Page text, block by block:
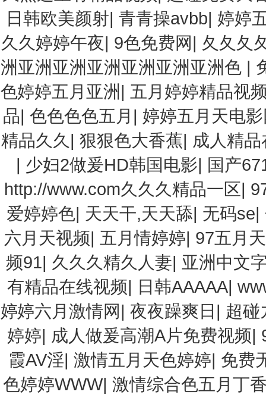
日韩欧美颜射| 青青操avbb| 婷婷
久久婷婷午夜| 9色免费网| 夂夂夂
洲亚洲亚洲亚洲亚洲亚洲亚洲色 |
色婷婷五月亚洲 | 五月婷婷精品视
品| 色色色色五月 | 婷婷五月天电
精品久久 | 狠狠色大香蕉| 成人精
| 少妇2做爰HD韩国电影| 国产
http://www.com久久久精品一区|
爱婷婷色| 天天干,天天舔| 无码se|
六月天视频| 五月情婷婷| 97五月天
频91| 久久久精久人妻| 亚洲中文
有精品在线视频| 日韩AAAAA|
婷婷六月激情网|夜夜躁爽日 | 超碰
婷婷| 成人做爰高潮A片免费视频|
霞AV淫| 激情五月天色婷婷| 免费
色婷婷WWW| 激情综合色五月丁